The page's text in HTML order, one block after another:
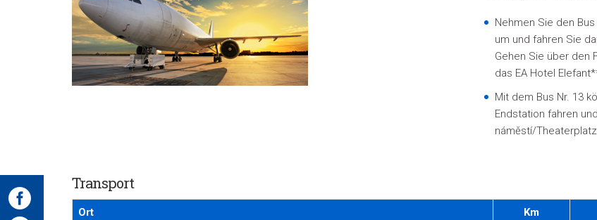
Nehmen Sie den
um und fahren Sie
Gehen Sie über den
das EA Hotel
Mit dem Bus Nr. 13
Endstation fahren
náměstí/
Transport
Ort Km